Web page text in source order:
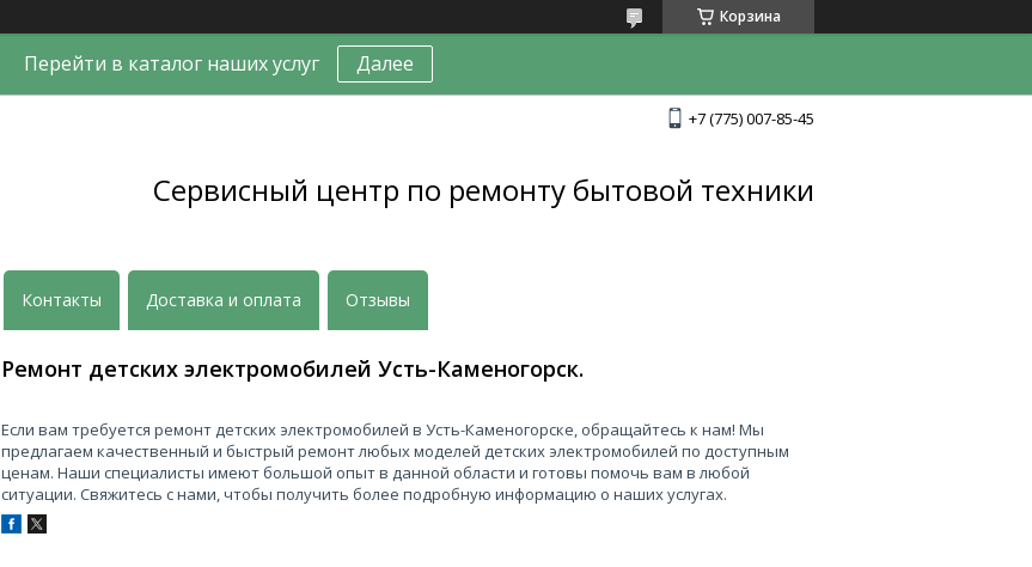
Корзина
Перейти в каталог наших услуг Далее
+7 (775) 007-85-45
Сервисный центр по ремонту бытовой техники
Контакты Доставка и оплата Отзывы
Ремонт детских электромобилей Усть-Каменогорск.
Если вам требуется ремонт детских электромобилей в Усть-Каменогорске, обращайтесь к нам! Мы
предлагаем качественный и быстрый ремонт любых моделей детских электромобилей по доступным
ценам. Наши специалисты имеют большой опыт в данной области и готовы помочь вам в любой
ситуации. Свяжитесь с нами, чтобы получить более подробную информацию о наших услугах.